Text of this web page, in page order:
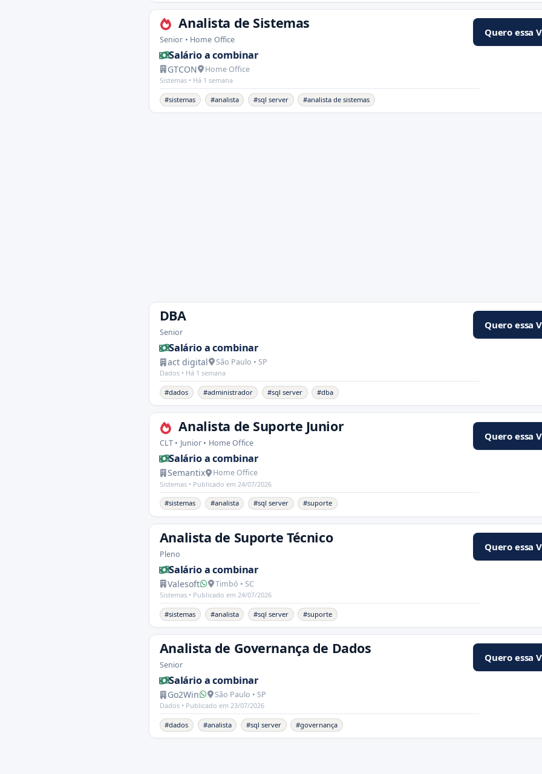
Analista de Sistemas
Senior • Home Office
Salário a combinar
GTCON Home Office
Sistemas • Há 1 semana
#sistemas #analista #sql server #analista de sistemas
Quero essa
DBA
Senior
Salário a combinar
act digital São Paulo • SP
Dados • Há 1 semana
#dados #administrador #sql server #dba
Quero essa
Analista de Suporte Junior
CLT • Junior • Home Office
Salário a combinar
Semantix Home Office
Sistemas • Publicado em 24/07/2026
#sistemas #analista #sql server #suporte
Quero essa
Analista de Suporte Técnico
Pleno
Salário a combinar
Valesoft Timbó • SC
Sistemas • Publicado em 24/07/2026
#sistemas #analista #sql server #suporte
Quero essa
Analista de Governança de Dados
Senior
Salário a combinar
Go2Win São Paulo • SP
Dados • Publicado em 23/07/2026
#dados #analista #sql server #governança
Quero essa